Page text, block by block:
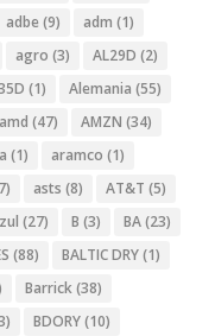
adbe (9) adm (1)
agro (3) AL29D (2)
(1) Alemania (55)
amd (47) AMZN (34)
(1) aramco (1)
asts (8) AT&T (5)
(27) B (3) BA(23)
(88) BALTIC DRY(1)
Barrick(38)
BDORY(10)